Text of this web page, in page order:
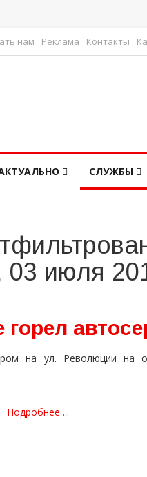
нам Реклама Контакты
СЛУЖБЫ
03 июля
горел
на ул. Революции на
Подробнее ...